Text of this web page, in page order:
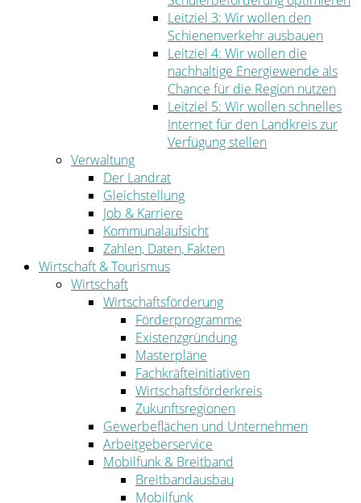
Leitziel 3: Wir wollen den
Schienenverkehr ausbauen
Leitziel 4: Wir wollen die
nachhaltige Energiewende als
Chance für die Region nutzen
Leitziel 5: Wir wollen schnelles
Internet für den Landkreis zur
Verfügung stellen
Verwaltung
Der Landrat
Gleichstellung
Job & Karriere
Kommunalaufsicht
Zahlen, Daten, Fakten
Wirtschaft & Tourismus
Wirtschaft
Wirtschaftsförderung
Förderprogramme
Existenzgründung
Masterpläne
Fachkräfteinitiativen
Wirtschaftsförderkreis
Zukunftsregionen
Gewerbeflächen und Unternehmen
Arbeitgeberservice
Mobilfunk & Breitband
Breitbandausbau
Mobilfunk